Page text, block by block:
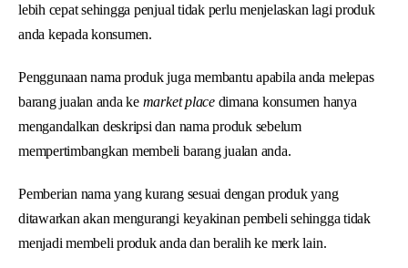
lebih cepat sehingga penjual tidak perlu menjelaskan lagi produk
anda kepada konsumen.
Penggunaan nama produk juga membantu apabila anda melepas
barang jualan anda ke market place dimana konsumen hanya
mengandalkan deskripsi dan nama produk sebelum
mempertimbangkan membeli barang jualan anda.
Pemberian nama yang kurang sesuai dengan produk yang
ditawarkan akan mengurangi keyakinan pembeli sehingga tidak
menjadi membeli produk anda dan beralih ke merk lain.